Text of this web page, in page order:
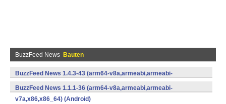
BuzzFeed News Bauten
BuzzFeed News 1.4.3-43 (arm64-v8a,armeabi,armeabi-
v7a,x86,x86_64) (Android)
BuzzFeed News 1.1.1-36 (arm64-v8a,armeabi,armeabi-
v7a,x86,x86_64) (Android)